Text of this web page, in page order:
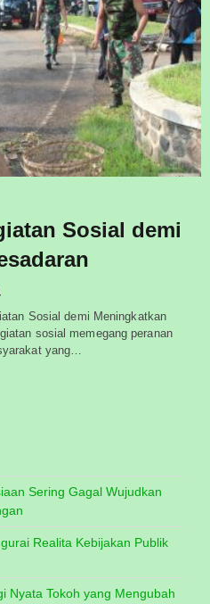
Sosial demi
Sosial demi Meningkatkan
sosial memegang peranan
yang…
Sering Gagal Wujudkan
Realita Kebijakan Publik
Nyata Tokoh yang Mengubah